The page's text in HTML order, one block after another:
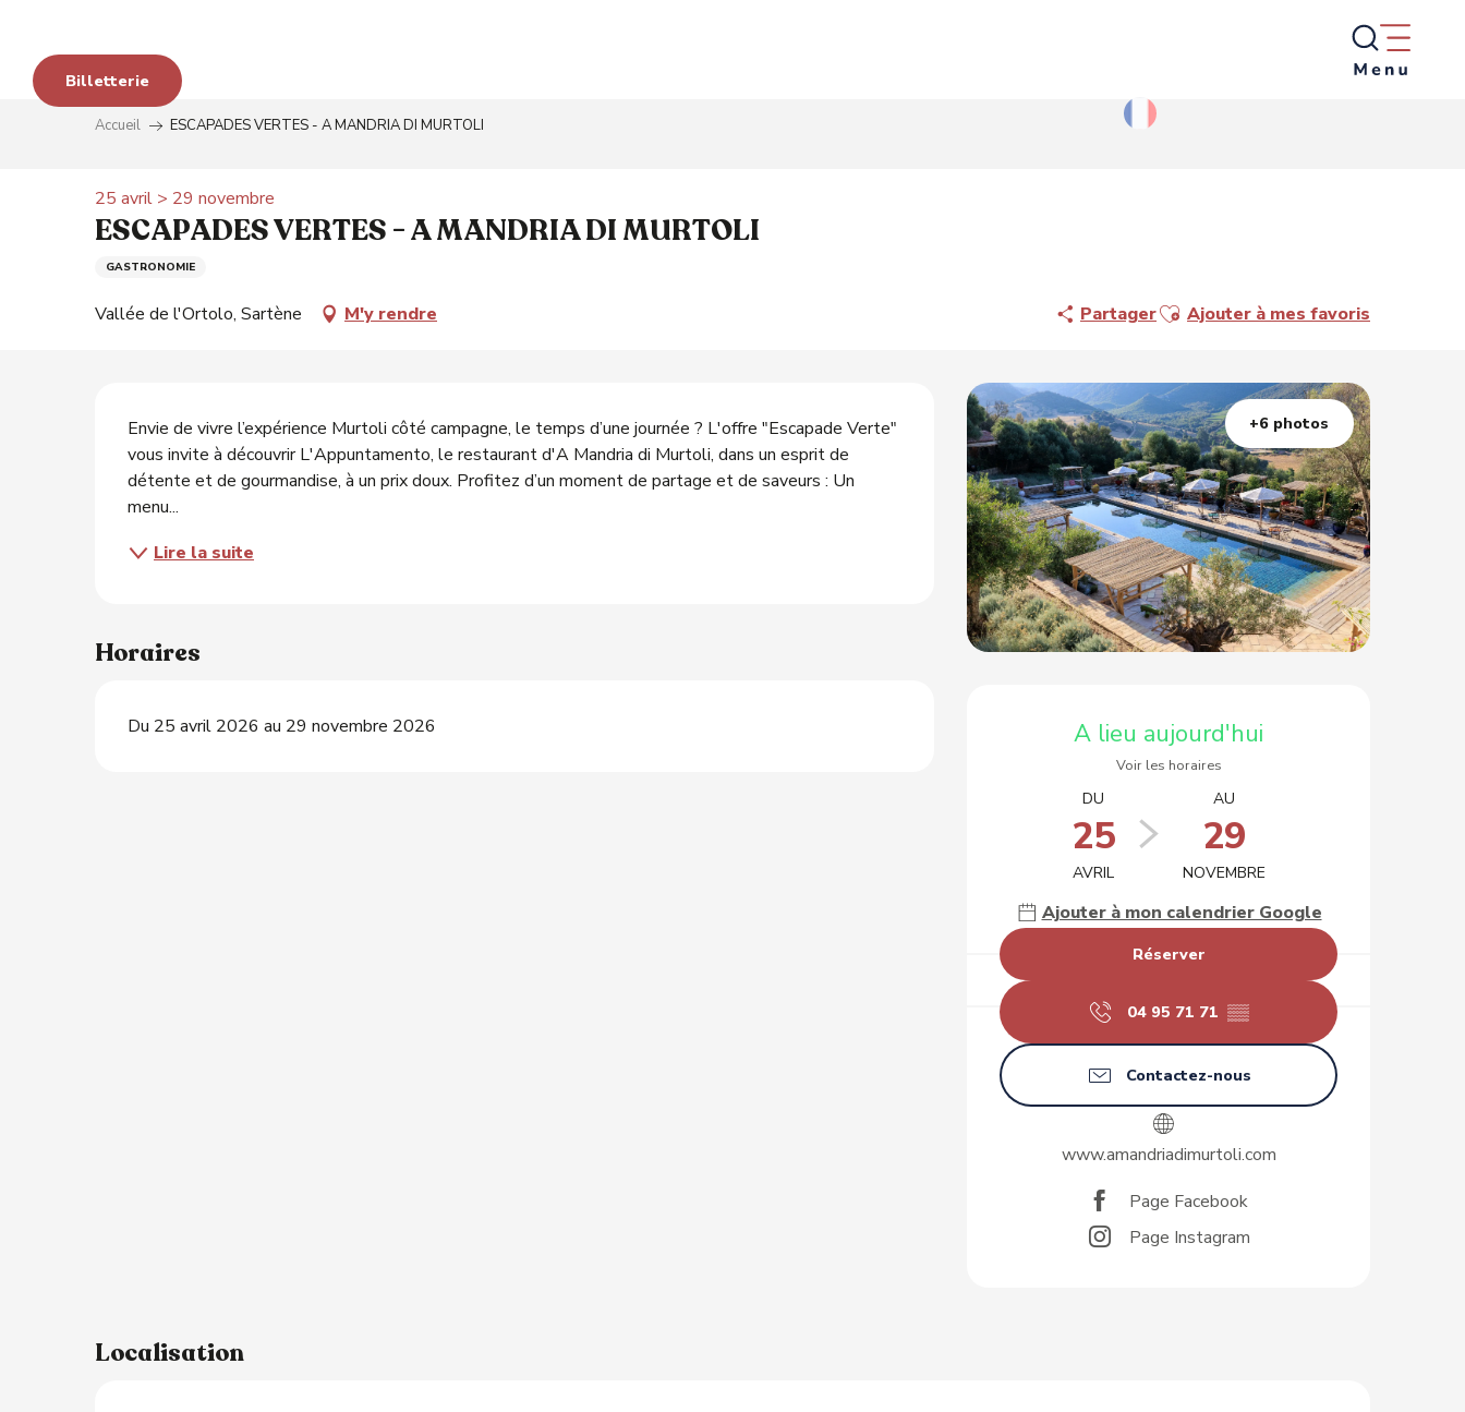
contenu
principal
Billetterie
Accueil ESCAPADES VERTES - A MANDRIA DI MURTOLI
25 avril > 29 novembre
ESCAPADES VERTES - A MANDRIA DI MURTOLI
GASTRONOMIE
Vallée de l'Ortolo, Sartène M'y rendre PartagerAjouter aux favoris
Ajouter à mes favoris
+6 photos
Ouverture et coordonnées
A lieu aujourd'hui
Voir les horaires
DU
25
AVRIL
AU
29
NOVEMBRE
Ajouter à mon calendrier Google
Réserver
04 95 71 71 ▒▒
Contactez-nous
www.amandriadimurtoli.com
Page Facebook
Page Instagram
Description
Envie de vivre l’expérience Murtoli côté campagne, le temps d’une journée ? L'offre "Escapade Verte"
vous invite à découvrir L'Appuntamento, le restaurant d'A Mandria di Murtoli, dans un esprit de
détente et de gourmandise, à un prix doux. Profitez d’un moment de partage et de saveurs : Un
menu...
Lire la suite
Horaires
Du 25 avril 2026 au 29 novembre 2026
Localisation